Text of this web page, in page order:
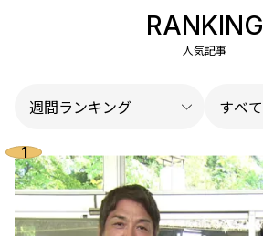
RANKING
人気記事